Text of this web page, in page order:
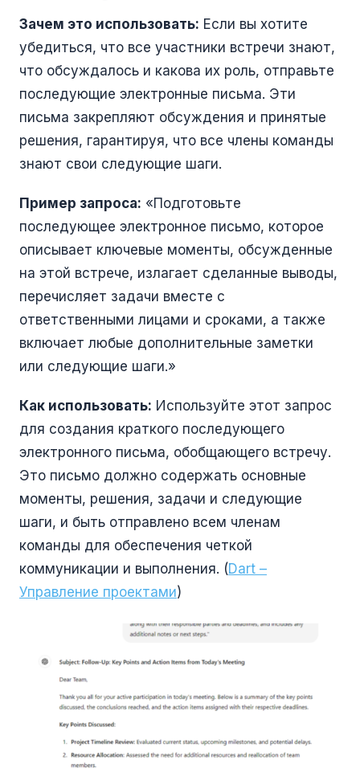
Зачем это использовать: Если вы хотите
убедиться, что все участники встречи знают,
что обсуждалось и какова их роль, отправьте
последующие электронные письма. Эти
письма закрепляют обсуждения и принятые
решения, гарантируя, что все члены команды
знают свои следующие шаги.
Пример запроса: «Подготовьте
последующее электронное письмо, которое
описывает ключевые моменты, обсужденные
на этой встрече, излагает сделанные выводы,
перечисляет задачи вместе с
ответственными лицами и сроками, а также
включает любые дополнительные заметки
или следующие шаги.»
Как использовать: Используйте этот запрос
для создания краткого последующего
электронного письма, обобщающего встречу.
Это письмо должно содержать основные
моменты, решения, задачи и следующие
шаги, и быть отправлено всем членам
команды для обеспечения четкой
коммуникации и выполнения. (Dart –
Управление проектами)